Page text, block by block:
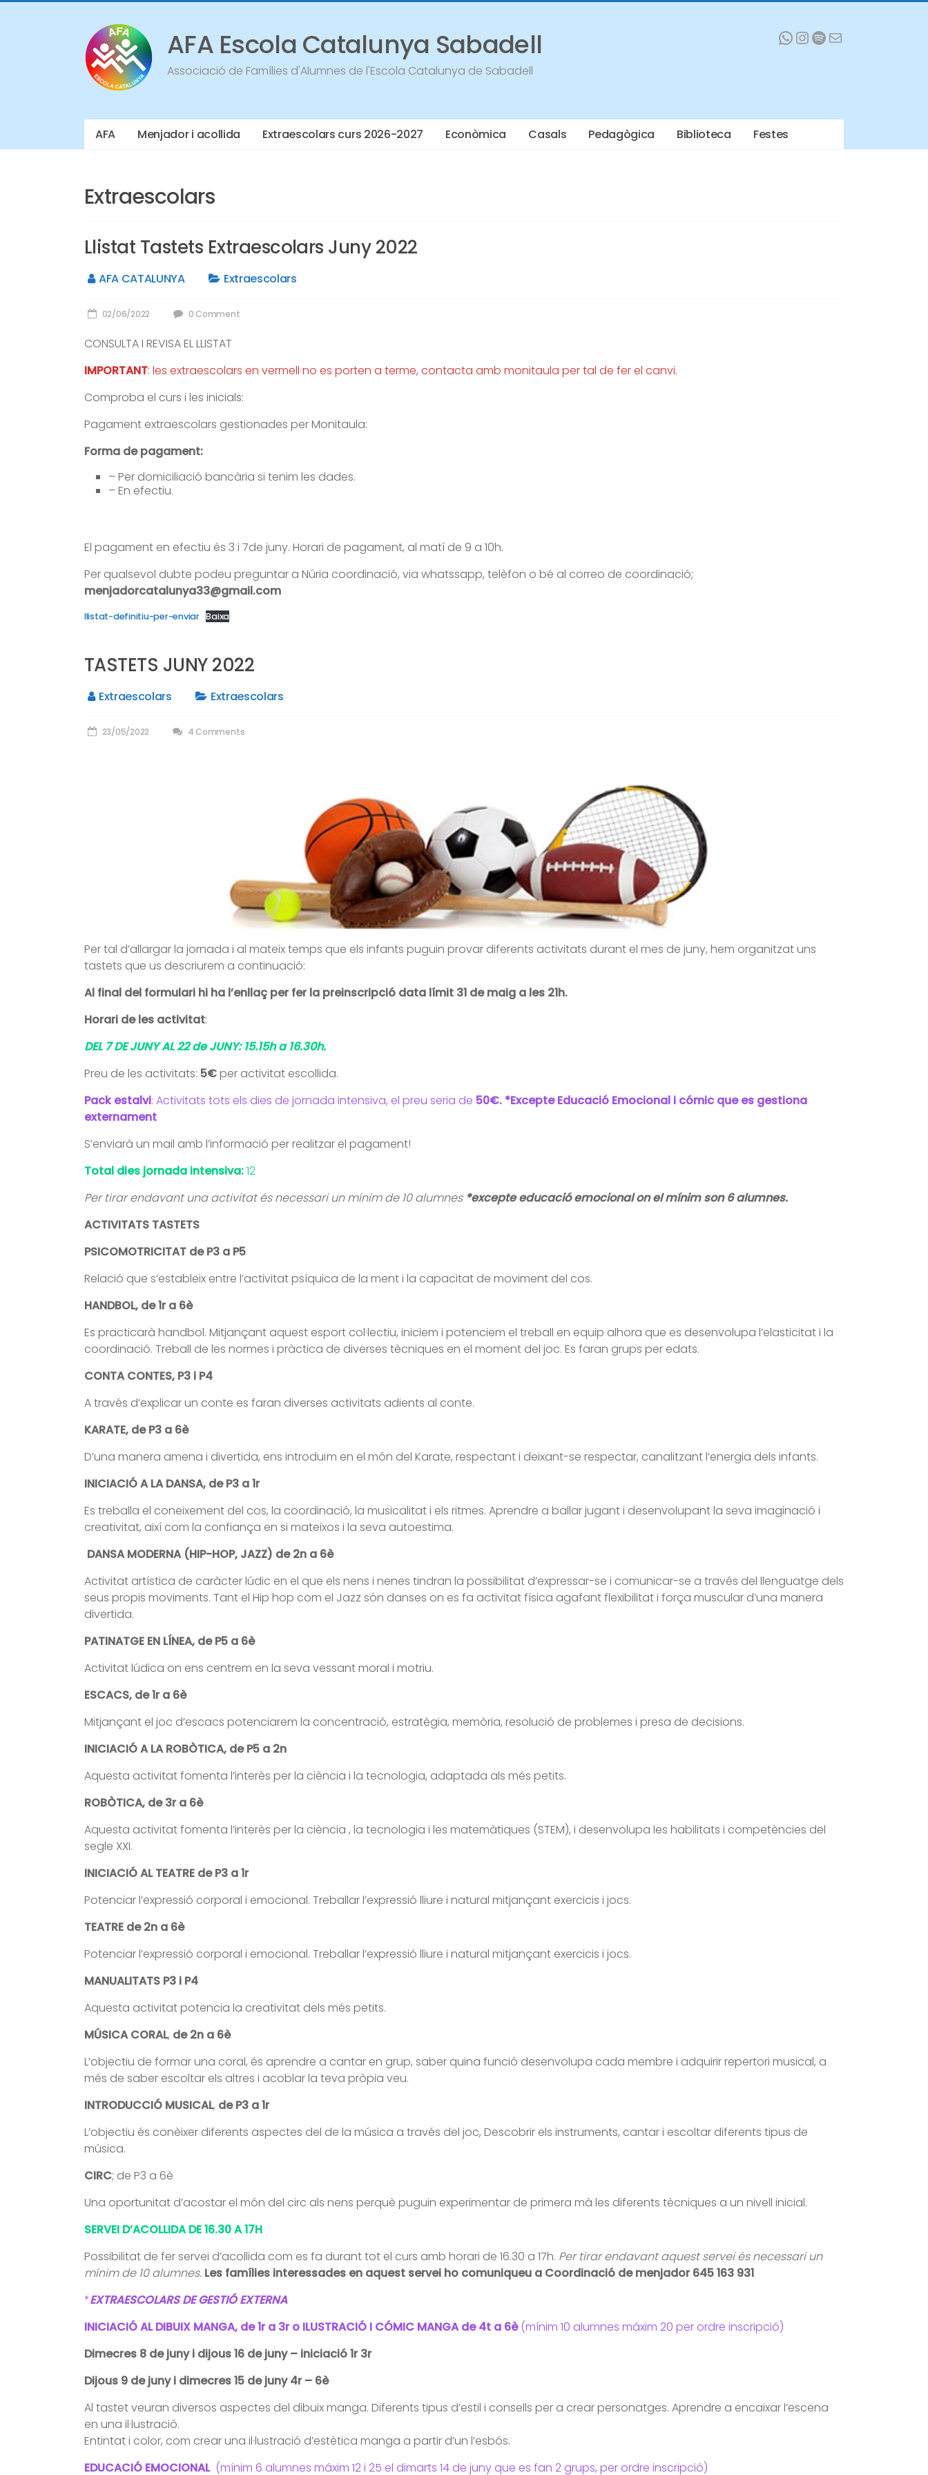
AFA Escola Catalunya Sabadell
Associació de Famílies d'Alumnes de l'Escola Catalunya de Sabadell
WhatsApp
Instagram
Spotify
Mail
AFA Menjador i acollida Extraescolars curs 2026-2027 Econòmica Casals Pedagògica Biblioteca Festes
Extraescolars
Llistat Tastets Extraescolars Juny 2022
AFA CATALUNYA Extraescolars
02/06/2022 0 Comment
CONSULTAI REVISA EL LLISTAT
IMPORTANT: les extraescolars en vermell no es porten a terme, contacta amb monitaula per tal de fer el canvi.
Comproba el curs i les inicials:
Pagament extraescolars gestionades per Monitaula:
Forma de pagament:
– Per domiciliació bancària si tenim les dades.
– En efectiu.
El pagament en efectiu és 3 i 7de juny. Horari de pagament, al matí de 9 a 10h.
Per qualsevol dubte podeu preguntar a Núria coordinació, via whatssapp, telèfon o bé al correo de coordinació;
menjadorcatalunya33@gmail.com
llistat-definitiu-per-enviar Baixa
TASTETS JUNY 2022
Extraescolars Extraescolars
23/05/2022 4 Comments
Per tal d’allargar la jornada i al mateix temps que els infants puguin provar diferents activitats durant el mes de juny, hem organitzat uns
tastets que us descriurem a continuació:
Al final del formulari hi ha l’enllaç per fer la preinscripció data límit 31 de maig a les 21h.
Horari de les activitat:
DEL 7 DE JUNY AL 22 de JUNY: 15.15h a 16.30h.
Preu de les activitats: 5€per activitat escollida.
Pack estalvi: Activitats tots els dies de jornada intensiva, el preu seria de 50€. *Excepte Educació Emocional i cómic que es gestiona
externament
S’enviarà un mail amb l’informació per realitzar el pagament!
Total dies jornada intensiva:12
Per tirar endavant una activitat és necessari un mínim de 10 alumnes *excepte educació emocional on el mínim son 6 alumnes.
ACTIVITATS TASTETS
PSICOMOTRICITAT de P3 a P5
Relació que s’estableix entre l’activitat psíquica de la ment i la capacitat de moviment del cos.
HANDBOL, de 1r a 6è
Es practicarà handbol. Mitjançant aquest esport col·lectiu, iniciem i potenciem el treball en equip alhora que es desenvolupa l’elasticitat i la
coordinació. Treball de les normes i pràctica de diverses tècniques en el moment del joc. Es faran grups per edats.
CONTA CONTES, P3 i P4
A través d’explicar un conte es faran diverses activitats adients al conte.
KARATE, de P3 a 6è
D’una manera amena i divertida, ens introduïm en el món del Karate, respectant i deixant-se respectar, canalitzant l’energia dels infants.
INICIACIÓ A LA DANSA, de P3 a 1r
Es treballa el coneixement del cos, la coordinació, la musicalitat i els ritmes. Aprendre a ballar jugant i desenvolupant la seva imaginació i
creativitat, així com la confiança en si mateixos i la seva autoestima.
DANSA MODERNA (HIP-HOP, JAZZ) de 2n a 6è
Activitat artística de caràcter lúdic en el que els nens i nenes tindran la possibilitat d’expressar-se i comunicar-se a través del llenguatge dels
seus propis moviments. Tant el Hip hop com el Jazz són danses on es fa activitat física agafant flexibilitat i força muscular d’una manera
divertida.
PATINATGE EN LÍNEA, de P5 a 6è
Activitat lúdica on ens centrem en la seva vessant moral i motriu.
ESCACS, de 1r a 6è
Mitjançant el joc d’escacs potenciarem la concentració, estratègia, memòria, resolució de problemes i presa de decisions.
INICIACIÓ A LA ROBÒTICA, de P5 a 2n
Aquesta activitat fomenta l’interès per la ciència i la tecnologia, adaptada als més petits.
ROBÒTICA, de 3r a 6è
Aquesta activitat fomenta l’interès per la ciència , la tecnologia i les matemàtiques (STEM), i desenvolupa les habilitats i competències del
segle XXI.
INICIACIÓ AL TEATRE de P3 a 1r
Potenciar l’expressió corporal i emocional. Treballar l’expressió lliure i natural mitjançant exercicis i jocs.
TEATRE de 2n a 6è
Potenciar l’expressió corporal i emocional. Treballar l’expressió lliure i natural mitjançant exercicis i jocs.
MANUALITATS P3 i P4
Aquesta activitat potencia la creativitat dels més petits.
MÚSICA CORAL, de 2n a 6è
L’objectiu de formar una coral, és aprendre a cantar en grup, saber quina funció desenvolupa cada membre i adquirir repertori musical, a
més de saber escoltar els altres i acoblar la teva pròpia veu.
INTRODUCCIÓ MUSICAL, de P3 a 1r
L’objectiu és conèixer diferents aspectes del de la música a través del joc, Descobrir els instruments, cantar i escoltar diferents tipus de
música.
CIRC; de P3 a 6è
Una oportunitat d’acostar el món del circ als nens perquè puguin experimentar de primera mà les diferents tècniques a un nivell inicial.
SERVEI D’ACOLLIDA DE 16.30 A 17H
Possibilitat de fer servei d’acollida com es fa durant tot el curs amb horari de 16.30 a 17h. Per tirar endavant aquest servei és necessari un
mínim de 10 alumnes. Les famílies interessades en aquest servei ho comuniqueu a Coordinació de menjador 645 163 931
*EXTRAESCOLARS DE GESTIÓ EXTERNA
INICIACIÓ AL DIBUIX MANGA, de 1r a 3r o ILUSTRACIÓ I CÓMIC MANGA de 4t a 6è(mínim 10 alumnes máxim 20 per ordre inscripció)
Dimecres 8 de juny i dijous 16 de juny – iniciació 1r 3r
Dijous 9 de juny i dimecres 15 de juny 4r – 6è
Al tastet veuran diversos aspectes del dibuix manga. Diferents tipus d’estil i consells per a crear personatges. Aprendre a encaixar l’escena
en una il·lustració.
Entintat i color, com crear una il·lustració d’estètica manga a partir d’un l’esbós.
EDUCACIÓ EMOCIONAL (mínim 6 alumnes máxim 12 i 25 el dimarts 14 de juny que es fan 2 grups, per ordre inscripció)